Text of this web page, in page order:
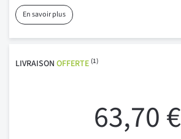
En savoir plus
LIVRAISON OFFERTE (1)
63,70 €